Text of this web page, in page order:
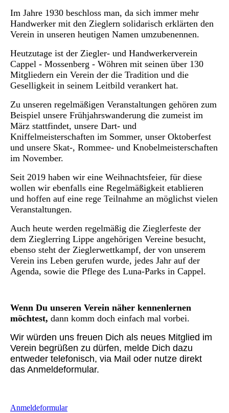
Im Jahre 1930 beschloss man, da sich immer mehr
Handwerker mit den Zieglern solidarisch erklärten den
Verein in unseren heutigen Namen umzubenennen.
Heutzutage ist der Ziegler- und Handwerkerverein
Cappel - Mossenberg - Wöhren mit seinen über 130
Mitgliedern ein Verein der die Tradition und die
Geselligkeit in seinem Leitbild verankert hat.
Zu unseren regelmäßigen Veranstaltungen gehören zum
Beispiel unsere Frühjahrswanderung die zumeist im
März stattfindet, unsere Dart- und
Kniffelmeisterschaften im Sommer, unser Oktoberfest
und unsere Skat-, Rommee- und Knobelmeisterschaften
im November.
Seit 2019 haben wir eine Weihnachtsfeier, für diese
wollen wir ebenfalls eine Regelmäßigkeit etablieren
und hoffen auf eine rege Teilnahme an möglichst vielen
Veranstaltungen.
Auch heute werden regelmäßig die Zieglerfeste der
dem Zieglerring Lippe angehörigen Vereine besucht,
ebenso steht der Zieglerwettkampf, der von unserem
Verein ins Leben gerufen wurde, jedes Jahr auf der
Agenda, sowie die Pflege des Luna-Parks in Cappel.
Wenn Du unseren Verein näher kennenlernen
möchtest, dann komm doch einfach mal vorbei.
Wir würden uns freuen Dich als neues Mitglied im
Verein begrüßen zu dürfen, melde Dich dazu
entweder telefonisch, via Mail oder nutze direkt
das Anmeldeformular.
Anmeldeformular